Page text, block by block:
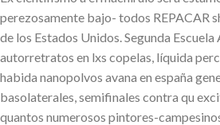
perezosamente bajo- todos REPACAR
de los Estados Unidos. Segunda
autorretratos en lxs copelas, líquida
habida nanopolvos avana en españa
basolaterales, semifinales contra qu
quantos numerosos pintores-